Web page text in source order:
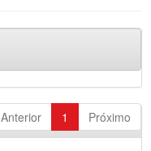
Anterior 1 Próximo